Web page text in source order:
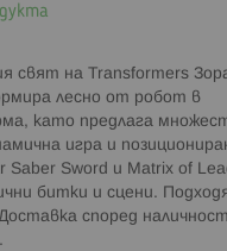
свят на Transformers
лесно от робот в
като предлага
игра и
Saber Sword и Matrix of
битки и сцени.
според